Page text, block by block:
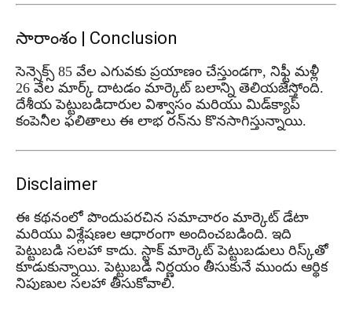
సారాంశం | Conclusion
సెన్సెక్స్ 85 వేల ఎగువకు ప్రయాణం చేస్తుండగా, నిఫ్టీ మళ్లీ
26 వేల మార్క్ దాటడం మార్కెట్ బలాన్ని తెలియజేస్తోంది.
దేశీయ పెట్టుబడిదారుల విశ్వాసం మరియు మిడ్‌క్యాప్
కంపెనీల ఫలితాలు ఈ లాభ రన్‌ను కొనసాగిస్తున్నాయి.
Disclaimer
ఈ కథనంలో పొందుపరచిన సమాచారం మార్కెట్ డేటా
మరియు విశ్లేషణల ఆధారంగా అందించబడింది. ఇది
పెట్టుబడి సలహా కాదు. స్టాక్ మార్కెట్ పెట్టుబడులు రిస్క్‌తో
కూడుకున్నాయి. పెట్టుబడి నిర్ణయం తీసుకునే ముందు ఆర్థిక
నిపుణుల సలహా తీసుకోవాలి.